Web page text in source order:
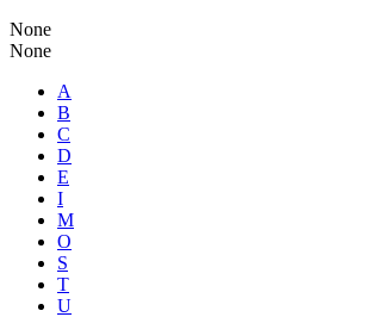
None
None
A
B
C
D
E
I
M
O
S
T
U